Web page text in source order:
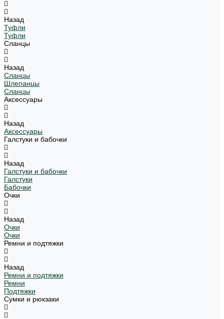
Назад
Туфли
Туфли
Сланцы
Назад
Сланцы
Шлепанцы
Сланцы
Аксессуары
Назад
Аксессуары
Галстуки и бабочки
Назад
Галстуки и бабочки
Галстуки
Бабочки
Очки
Назад
Очки
Очки
Ремни и подтяжки
Назад
Ремни и подтяжки
Ремни
Подтяжки
Сумки и рюкзаки